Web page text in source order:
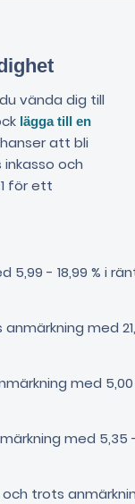
vända dig till
lägga till en
att bli
och
för ett
5,99 - 18,99 % i
med
med 5,00
med 5,35
och trots